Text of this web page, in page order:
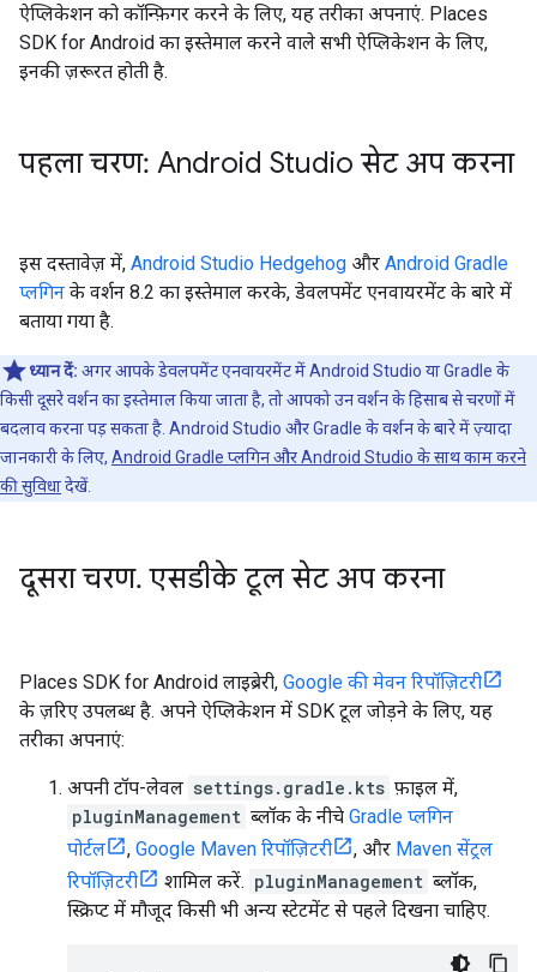
ऐप्लिकेशन को कॉन्फ़िगर करने के लिए, यह तरीका अपनाएं. Places
SDK for Android का इस्तेमाल करने वाले सभी ऐप्लिकेशन के लिए,
इनकी ज़रूरत होती है.
पहला चरण: Android Studio सेट अप करना
इस दस्तावेज़ में, Android Studio Hedgehog और Android Gradle
प्लगिन के वर्शन 8.2 का इस्तेमाल करके, डेवलपमेंट एनवायरमेंट के बारे में
बताया गया है.
ध्यान दें: अगर आपके डेवलपमेंट एनवायरमेंट में Android Studio या Gradle के
किसी दूसरे वर्शन का इस्तेमाल किया जाता है, तो आपको उन वर्शन के हिसाब से चरणों में
बदलाव करना पड़ सकता है. Android Studio और Gradle के वर्शन के बारे में ज़्यादा
जानकारी के लिए, Android Gradle प्लगिन और Android Studio के साथ काम करने
की सुविधादेखें.
दूसरा चरण. एसडीके टूल सेट अप करना
Places SDK for Android लाइब्रेरी, Google की मेवन रिपॉज़िटरी
के ज़रिए उपलब्ध है. अपने ऐप्लिकेशन में SDK टूल जोड़ने के लिए, यह
तरीका अपनाएं:
अपनी टॉप-लेवल settings.gradle.kts फ़ाइल में,
pluginManagement ब्लॉक के नीचे Gradle प्लगिन
पोर्टल
, Google Maven रिपॉज़िटरी , और Maven सेंट्रल
रिपॉज़िटरी
शामिल करें. pluginManagement ब्लॉक,
स्क्रिप्ट में मौजूद किसी भी अन्य स्टेटमेंट से पहले दिखना चाहिए.